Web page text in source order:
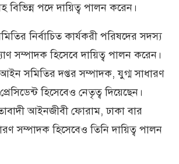
বিভিন্ন পদে দায়িত্ব পালন করেন।
নির্বাচিত কার্যকরী পরিষদের সদস্য
সম্পাদক হিসেবে দায়িত্ব পালন করেন।
সমিতির দপ্তর সম্পাদক, যুগ্ম সাধারণ
হিসেবেও নেতৃত্ব দিয়েছেন।
আইনজীবী ফোরাম, ঢাকা বার
সম্পাদক হিসেবেও তিনি দায়িত্ব পালন